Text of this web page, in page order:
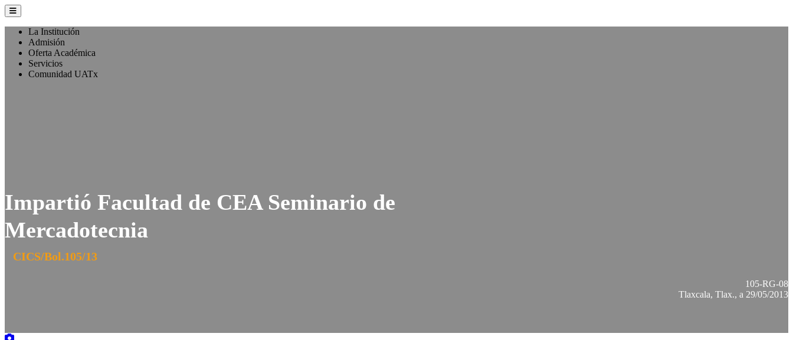
La Institución
Admisión
Oferta Académica
Servicios
Comunidad UATx
Impartió Facultad de CEA Seminario de
Mercadotecnia
CICS/Bol.105/13
105-RG-08
Tlaxcala, Tlax., a 29/05/2013